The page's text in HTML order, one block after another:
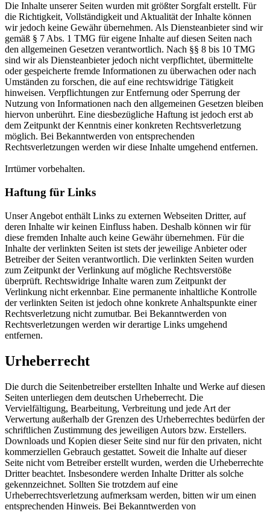
Die Inhalte unserer Seiten wurden mit größter Sorgfalt erstellt. Für
die Richtigkeit, Vollständigkeit und Aktualität der Inhalte können
wir jedoch keine Gewähr übernehmen. Als Diensteanbieter sind wir
gemäß § 7 Abs. 1 TMG für eigene Inhalte auf diesen Seiten nach
den allgemeinen Gesetzen verantwortlich. Nach §§ 8 bis 10 TMG
sind wir als Diensteanbieter jedoch nicht verpflichtet, übermittelte
oder gespeicherte fremde Informationen zu überwachen oder nach
Umständen zu forschen, die auf eine rechtswidrige Tätigkeit
hinweisen. Verpflichtungen zur Entfernung oder Sperrung der
Nutzung von Informationen nach den allgemeinen Gesetzen bleiben
hiervon unberührt. Eine diesbezügliche Haftung ist jedoch erst ab
dem Zeitpunkt der Kenntnis einer konkreten Rechtsverletzung
möglich. Bei Bekanntwerden von entsprechenden
Rechtsverletzungen werden wir diese Inhalte umgehend entfernen.
Irrtümer vorbehalten.
Haftung für Links
Unser Angebot enthält Links zu externen Webseiten Dritter, auf
deren Inhalte wir keinen Einfluss haben. Deshalb können wir für
diese fremden Inhalte auch keine Gewähr übernehmen. Für die
Inhalte der verlinkten Seiten ist stets der jeweilige Anbieter oder
Betreiber der Seiten verantwortlich. Die verlinkten Seiten wurden
zum Zeitpunkt der Verlinkung auf mögliche Rechtsverstöße
überprüft. Rechtswidrige Inhalte waren zum Zeitpunkt der
Verlinkung nicht erkennbar. Eine permanente inhaltliche Kontrolle
der verlinkten Seiten ist jedoch ohne konkrete Anhaltspunkte einer
Rechtsverletzung nicht zumutbar. Bei Bekanntwerden von
Rechtsverletzungen werden wir derartige Links umgehend
entfernen.
Urheberrecht
Die durch die Seitenbetreiber erstellten Inhalte und Werke auf diesen
Seiten unterliegen dem deutschen Urheberrecht. Die
Vervielfältigung, Bearbeitung, Verbreitung und jede Art der
Verwertung außerhalb der Grenzen des Urheberrechtes bedürfen der
schriftlichen Zustimmung des jeweiligen Autors bzw. Erstellers.
Downloads und Kopien dieser Seite sind nur für den privaten, nicht
kommerziellen Gebrauch gestattet. Soweit die Inhalte auf dieser
Seite nicht vom Betreiber erstellt wurden, werden die Urheberrechte
Dritter beachtet. Insbesondere werden Inhalte Dritter als solche
gekennzeichnet. Sollten Sie trotzdem auf eine
Urheberrechtsverletzung aufmerksam werden, bitten wir um einen
entsprechenden Hinweis. Bei Bekanntwerden von